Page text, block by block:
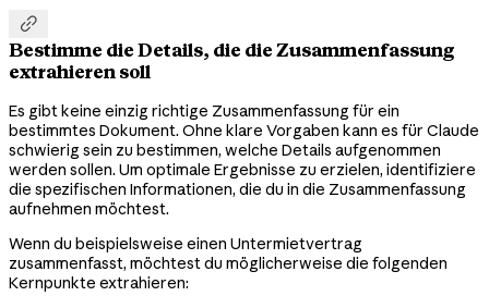

Bestimme die Details, die die Zusammenfassung
extrahieren soll
Es gibt keine einzig richtige Zusammenfassung für ein
bestimmtes Dokument. Ohne klare Vorgaben kann es für Claude
schwierig sein zu bestimmen, welche Details aufgenommen
werden sollen. Um optimale Ergebnisse zu erzielen, identifiziere
die spezifischen Informationen, die du in die Zusammenfassung
aufnehmen möchtest.
Wenn du beispielsweise einen Untermietvertrag
zusammenfasst, möchtest du möglicherweise die folgenden
Kernpunkte extrahieren: